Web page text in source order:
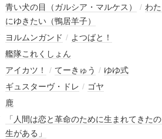
青い犬の目（ガルシア・マルケス） / わ
にゆきたい（鴨居羊子）
ヨルムンガンド / よつばと！
艦隊これくしょん
アイカツ！ / てーきゅう / ゆゆ式
ギュスターヴ・ドレ / ゴヤ
鹿
「人間は恋と革命のために生まれてきた
生がある」